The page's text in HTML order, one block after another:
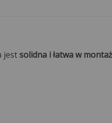
jestsolidna i łatwa w